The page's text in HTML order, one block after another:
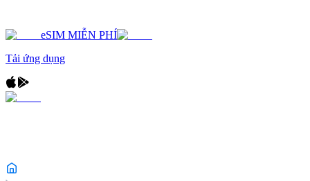
eSIM MIỄN PHÍ
Tải ứng dụng